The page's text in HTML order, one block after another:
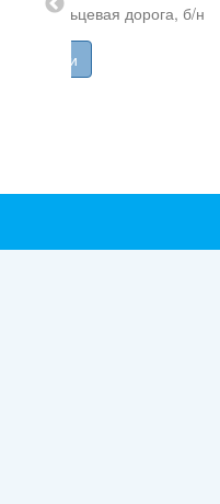
кольцевая дорога, б/н
Перейти